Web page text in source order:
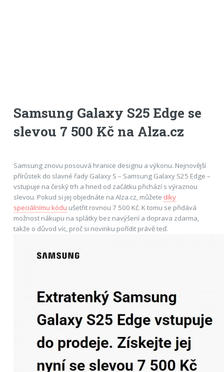
Samsung Galaxy S25 Edge se
slevou 7 500 Kč na Alza.cz
Samsung znovu posouvá hranice designu a výkonu. Nejnovější
přírůstek do slavné řady Galaxy S – Samsung Galaxy S25 Edge –
vstupuje na český trh a hned od začátku přichází s výraznou
slevou. Pokud si jej objednáte na Alza.cz, můžete díky
speciálnímu kódu ušetřit rovnou 7 500 Kč. K tomu se přidává
možnost nákupu na splátky bez navýšení a doprava zdarma,
takže o důvod víc, proč si novinku pořídit právě teď.